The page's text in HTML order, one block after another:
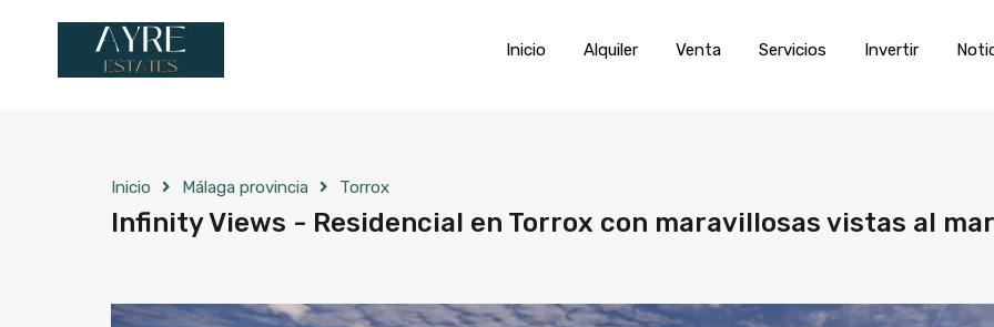
Inicio Alquiler Venta
Inicio Alquiler Venta Servicios Invertir
Inicio Málaga provincia Torrox
Infinity Views - Residencial en Torrox con maravillosas vistas al mar